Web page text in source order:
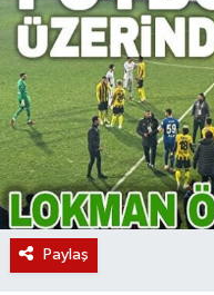
Paylaş
Ekonomi
Magazin
Etkinlikler